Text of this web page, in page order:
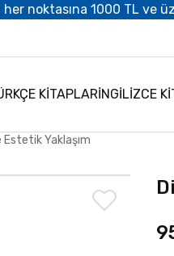
her noktasına 1000 TL ve
KİTAPLARİNGİLİZCE
Estetik Yaklaşım